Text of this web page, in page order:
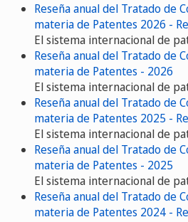
Reseña anual del Tratado de
materia de Patentes 2026 -
El sistema internacional de
Reseña anual del Tratado de
materia de Patentes - 2026
El sistema internacional de
Reseña anual del Tratado de
materia de Patentes 2025 -
El sistema internacional de
Reseña anual del Tratado de
materia de Patentes - 2025
El sistema internacional de
Reseña anual del Tratado de
materia de Patentes 2024 -